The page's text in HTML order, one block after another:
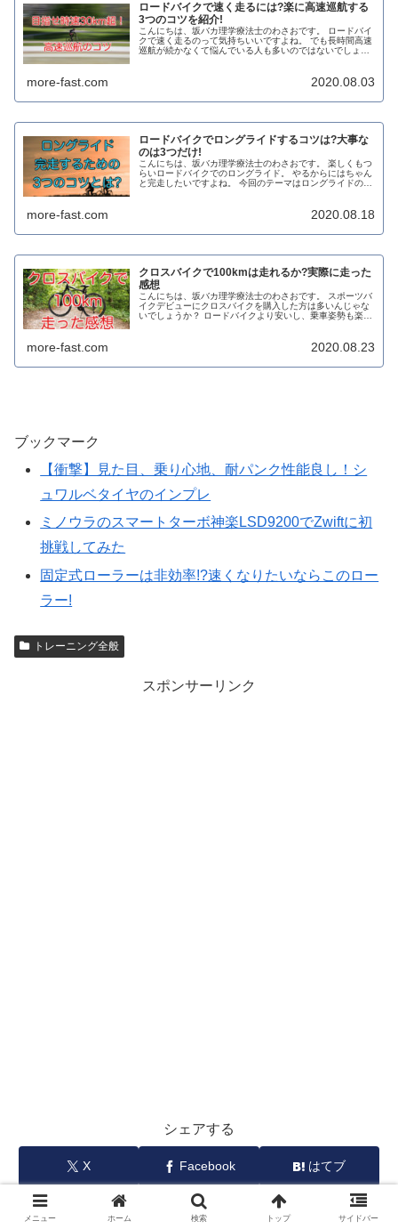
ロードバイクで速く走るには?楽に高速巡航する
3つのコツを紹介!
こんにちは、坂バカ理学療法士のわさおです。 ロードバイ
クで速く走るのって気持ちいいですよね。 でも長時間高速
巡航が続かなくて悩んでいる人も多いのではないでしょう
more-fast.com 2020.08.03
ロードバイクでロングライドするコツは?大事な
のは3つだけ!
こんにちは、坂バカ理学療法士のわさおです。 楽しくもつ
らいロードバイクでのロングライド。 やるからにはちゃん
と完走したいですよね。 今回のテーマはロングライドのコ
more-fast.com 2020.08.18
クロスバイクで100kmは走れるか?実際に走った
感想
こんにちは、坂バカ理学療法士のわさおです。 スポーツバ
イクデビューにクロスバイクを購入した方は多いんじゃな
いでしょうか？ ロードバイクより安いし、乗車姿勢も楽だ
more-fast.com 2020.08.23
ブックマーク
【衝撃】見た目、乗り心地、耐パンク性能良し！シ
ュワルベタイヤのインプレ
ミノウラのスマートターボ神楽LSD9200でZwiftに初
挑戦してみた
固定式ローラーは非効率!?速くなりたいならこのロー
ラー!
トレーニング全般
スポンサーリンク
シェアする
X Facebook はてブ
LINE
メニュー ホーム 検索 トップ サイドバー